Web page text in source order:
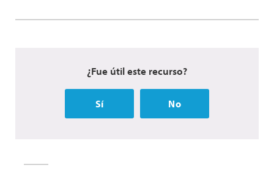
¿Fue útil este recurso?
Sí No